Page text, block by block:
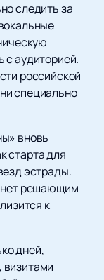
следить за
с аудиторией.
российской
специально
вновь
старта для
эстрады.
решающим
к
дней,